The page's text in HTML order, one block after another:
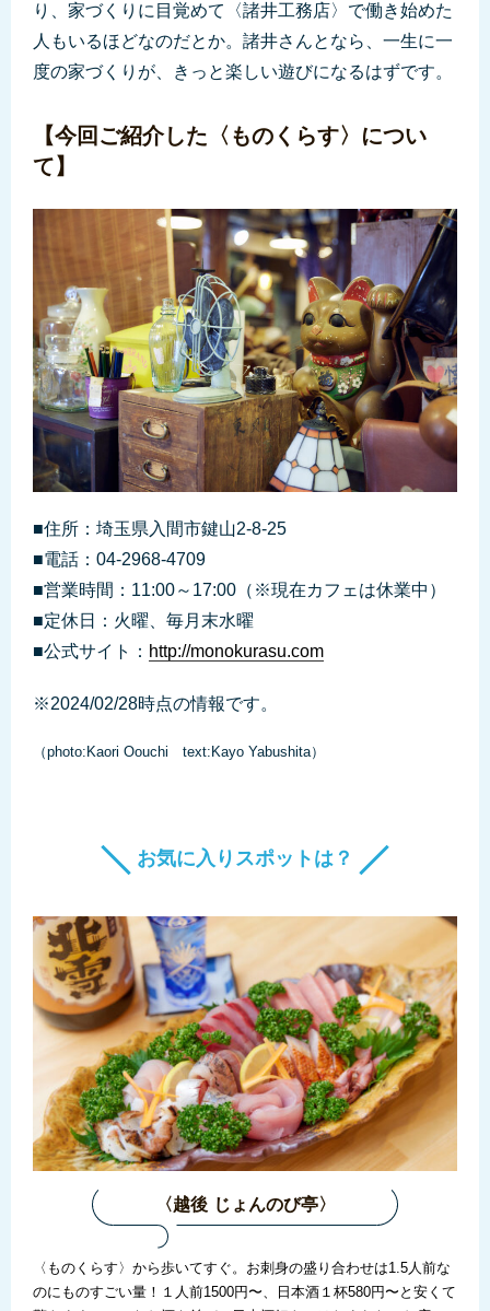
り、家づくりに目覚めて〈諸井工務店〉で働き始めた
人もいるほどなのだとか。諸井さんとなら、一生に一
度の家づくりが、きっと楽しい遊びになるはずです。
【今回ご紹介した〈ものくらす〉につい
て】
■住所：埼玉県入間市鍵山2-8-25
■電話：04-2968-4709
■営業時間：11:00～17:00（※現在カフェは休業中）
■定休日：火曜、毎月末水曜
■公式サイト： http://monokurasu.com
※2024/02/28時点の情報です。
（photo:Kaori Oouchi text:Kayo Yabushita）
お気に入りスポットは？
〈越後 じょんのび亭〉
〈ものくらす〉から歩いてすぐ。お刺身の盛り合わせは1.5人前な
のにものすごい量！１人前1500円〜、日本酒１杯580円〜と安くて